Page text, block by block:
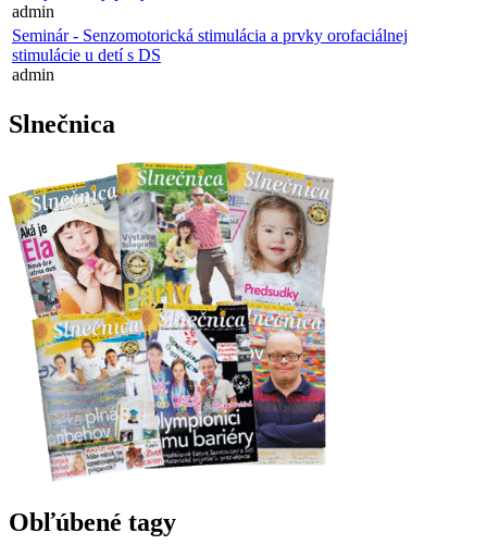
admin
Seminár - Senzomotorická stimulácia a prvky orofaciálnej
stimulácie u detí s DS
admin
Slnečnica
Obľúbené tagy